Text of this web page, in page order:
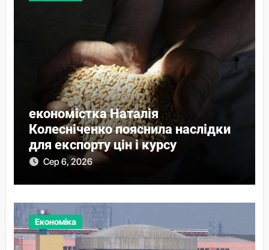
економістка Наталія
Колесніченко пояснила наслідки
для експорту цін і курсу
Сер 6, 2026
Економіка